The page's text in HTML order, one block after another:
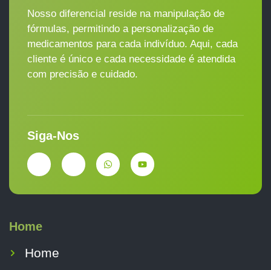
Nosso diferencial reside na manipulação de
fórmulas, permitindo a personalização de
medicamentos para cada indivíduo. Aqui, cada
cliente é único e cada necessidade é atendida
com precisão e cuidado.
Siga-Nos
Home
Home